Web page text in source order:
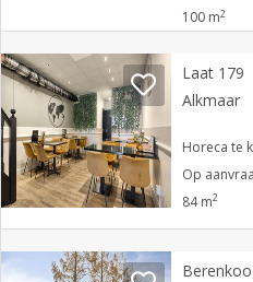
Registreren
Login
100 m2
Laat 179
Alkmaar
Horeca te
Op
84 m2